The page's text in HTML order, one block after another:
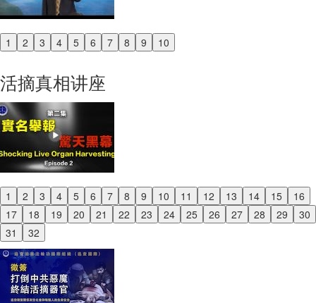
1 2 3 4 5 6 7 8 9 10
Previous
活摘真相讲座
1 2 3 4 5 6 7 8 9 10 11 12 13 14 15
16
17
18 19 20 21 22 23 24 25 26 27 28 29
30
31
32
Previous
Next